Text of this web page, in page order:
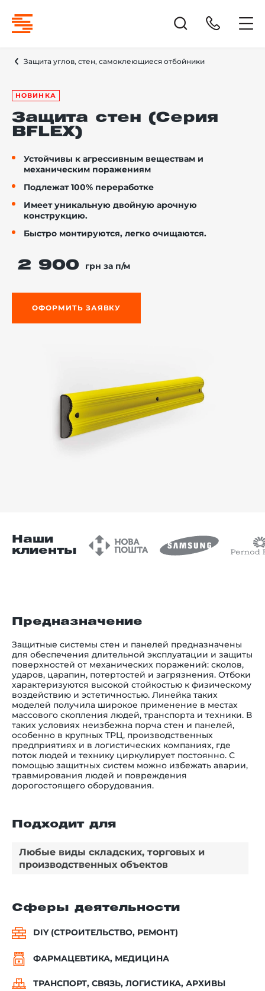
Защита углов, стен, самоклеющиеся отбойники
НОВИНКА
Защита стен (Серия
BFLEX)
Устойчивы к агрессивным веществам и
механическим поражениям
Подлежат 100% переработке
Имеет уникальную двойную арочную
конструкцию.
Быстро монтируются, легко очищаются.
2 900 грн за п/м
ОФОРМИТЬ ЗАЯВКУ
Наши
клиенты
Предназначение
Защитные системы стен и панелей предназначены
для обеспечения длительной эксплуатации и защиты
поверхностей от механических поражений: сколов,
ударов, царапин, потертостей и загрязнения. Отбоки
характеризуются высокой стойкостью к физическому
воздействию и эстетичностью. Линейка таких
моделей получила широкое применение в местах
массового скопления людей, транспорта и техники. В
таких условиях неизбежна порча стен и панелей,
особенно в крупных ТРЦ, производственных
предприятиях и в логистических компаниях, где
поток людей и технику циркулирует постоянно. С
помощью защитных систем можно избежать аварии,
травмирования людей и повреждения
дорогостоящего оборудования.
Подходит для
Любые виды складских, торговых и
производственных объектов
Сферы деятельности
DIY (СТРОИТЕЛЬСТВО, РЕМОНТ)
ФАРМАЦЕВТИКА, МЕДИЦИНА
ТРАНСПОРТ, СВЯЗЬ, ЛОГИСТИКА, АРХИВЫ